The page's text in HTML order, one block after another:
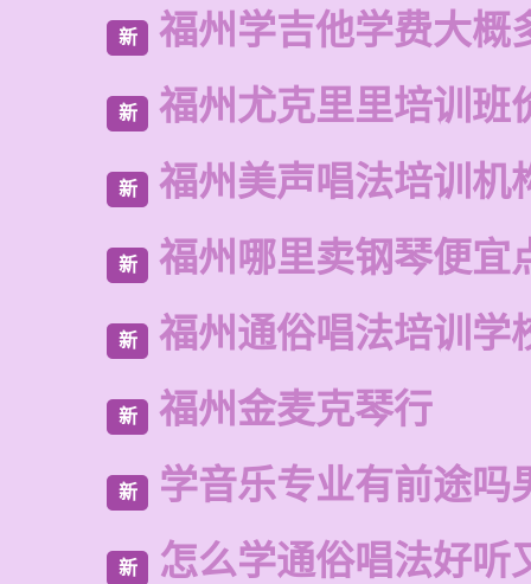
新 福州学吉他学费大概
新 福州尤克里里培训班
新 福州美声唱法培训机
新 福州哪里卖钢琴便宜
新 福州通俗唱法培训学
新 福州金麦克琴行
新 学音乐专业有前途吗
新 怎么学通俗唱法好听